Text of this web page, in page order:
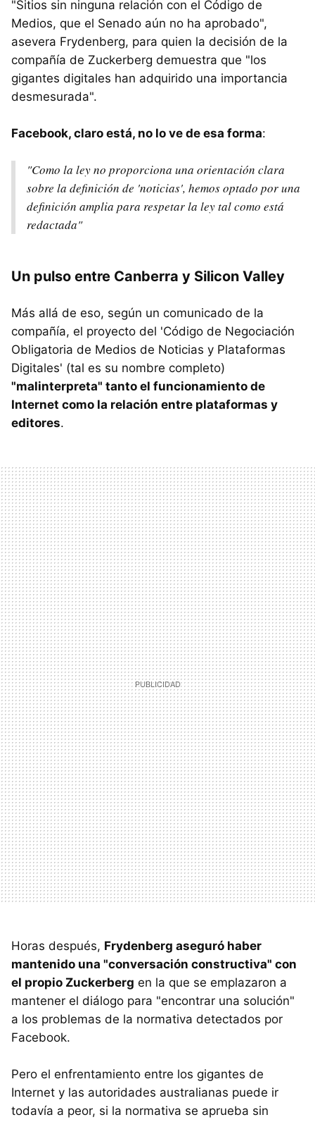
"Sitios sin ninguna relación con el Código de
Medios, que el Senado aún no ha aprobado",
asevera Frydenberg, para quien la decisión de la
compañía de Zuckerberg demuestra que "los
gigantes digitales han adquirido una importancia
desmesurada".
Facebook, claro está, no lo ve de esa forma:
"Como la ley no proporciona una orientación clara
sobre la definición de 'noticias', hemos optado por una
definición amplia para respetar la ley tal como está
redactada"
Un pulso entre Canberra y Silicon Valley
Más allá de eso, según un comunicado de la
compañía, el proyecto del 'Código de Negociación
Obligatoria de Medios de Noticias y Plataformas
Digitales' (tal es su nombre completo)
"malinterpreta" tanto el funcionamiento de
Internet como la relación entre plataformas y
editores.
Horas después, Frydenberg aseguró haber
mantenido una "conversación constructiva" con
el propio Zuckerberg en la que se emplazaron a
mantener el diálogo para "encontrar una solución"
a los problemas de la normativa detectados por
Facebook.
Pero el enfrentamiento entre los gigantes de
Internet y las autoridades australianas puede ir
todavía a peor, si la normativa se aprueba sin